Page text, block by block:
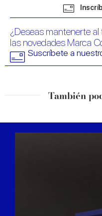
provided to them or that
¿Deseas mantenerte
las novedades Marca
Suscríbete a
También